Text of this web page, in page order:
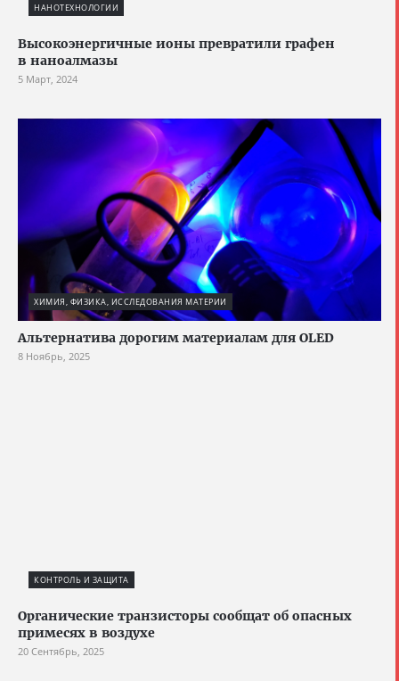
НАНОТЕХНОЛОГИИ
Высокоэнергичные ионы превратили графен
в наноалмазы
5 Март, 2024
ХИМИЯ, ФИЗИКА, ИССЛЕДОВАНИЯ МАТЕРИИ
Альтернатива дорогим материалам для OLED
8 Ноябрь, 2025
КОНТРОЛЬ И ЗАЩИТА
Органические транзисторы сообщат об опасных
примесях в воздухе
20 Сентябрь, 2025